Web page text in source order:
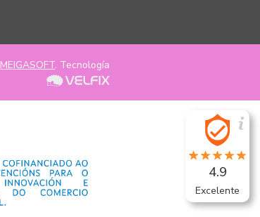
MEIGASOFT. Tecnología
4.9
Excelente